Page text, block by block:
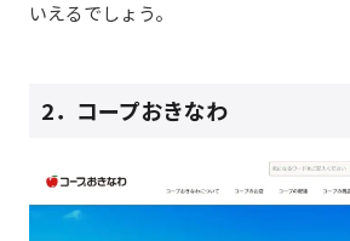
いえるでしょう。
2． コープおきなわ